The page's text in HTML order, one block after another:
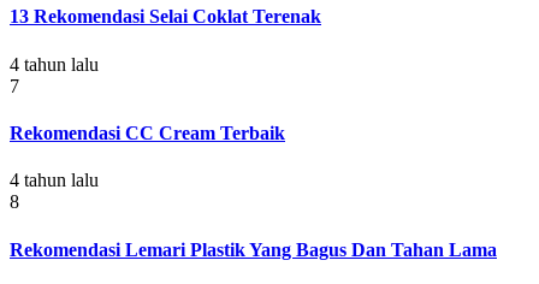
13 Rekomendasi Selai Coklat Terenak
4 tahun lalu
7
Rekomendasi CC Cream Terbaik
4 tahun lalu
8
Rekomendasi Lemari Plastik Yang Bagus Dan Tahan Lama